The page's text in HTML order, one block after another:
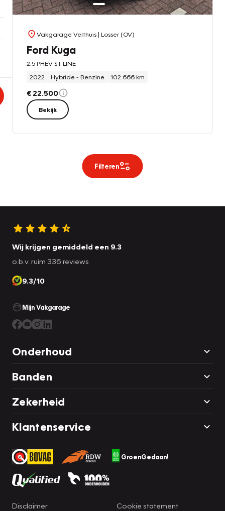
Vakgarage Velthuis| Losser (OV)
Ford Kuga
2.5 PHEV ST-LINE
2022
Hybride - Benzine 102.666 km
€ 22.500
Bekijk
Filteren
Wij krijgen gemiddeld een 9.3
o.b.v. ruim 336 reviews
9.3/10
Mijn Vakgarage
Onderhoud
Banden
Zekerheid
Klantenservice
GroenGedaan!
Disclaimer Cookie statement